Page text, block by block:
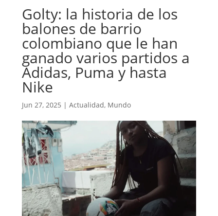
Golty: la historia de los
balones de barrio
colombiano que le han
ganado varios partidos a
Adidas, Puma y hasta
Nike
Jun 27, 2025 | Actualidad, Mundo